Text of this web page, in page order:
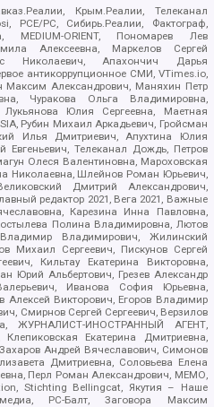
Крым.Реалии, Телеканал
PCE/PC, Сибирь.Реалии, Фактограф,
MEDIUM-ORIENT, Пономарев Лев
Алексеевна, Маркелов Сергей
Николаевич, Апахончич Дарья
антикоррупционное СМИ, VTimes.io,
Максим Александрович, Маняхин Петр
Чуракова Ольга Владимировна,
Юлия Сергеевна, Маетная
Рубин Михаил Аркадьевич, Гройсман
Илья Дмитриевич, Апухтина Юлия
Евгеньевич, Телеканал Дождь, Петров
Олеся Валентиновна, Мароховская
Николаевна, Шлейнов Роман Юрьевич,
Дмитрий Александрович,
редактор 2021, Вега 2021, Важные
Карезина Инна Павловна,
Полина Владимировна, Лютов
Владимирович, Жилинский
Михаил Сергеевич, Пискунов Сергей
Кильтау Екатерина Викторовна,
Юрий Альбертович, Грезев Александр
Иванова София Юрьевна,
Алексей Викторович, Егоров Владимир
Смирнов Сергей Сергеевич, Верзилов
ЖУРНАЛИСТ-ИНОСТРАННЫЙ АГЕНТ,
Екатерина Дмитриевна,
Андрей Вячеславович, Симонов
Дмитриевна, Соловьева Елена
Перл Роман Александрович, МЕМО,
Stichting Bellingcat, Якутия – Наше
РС-Балт, Заговора Максим